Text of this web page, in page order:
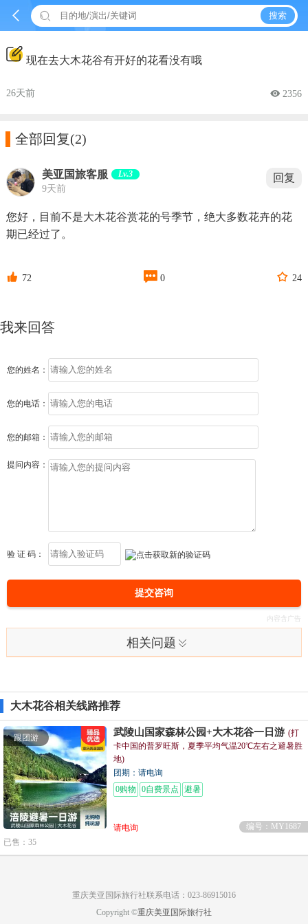
  搜索
现在去大木花谷有开好的花看没有哦
26天前  2356
全部回复(2)
美亚国旅客服 Lv.3
9天前
回复
您好，目前不是大木花谷赏花的号季节，绝大多数花卉的花
期已经过了。
 72  0  24
我来回答
您的姓名：
您的电话：
您的邮箱：
提问内容：
验 证 码：
提交咨询
相关问题
大木花谷相关线路推荐
跟团游 武陵山国家森林公园+大木花谷一日游 (打
卡中国的普罗旺斯，夏季平均气温20℃左右之避暑胜
地)
团期：请电询
0购物
0自费景点 避暑
请电询
编号：MY1687
已售：35
重庆美亚国际旅行社联系电话：023-86915016
Copyright ©重庆美亚国际旅行社